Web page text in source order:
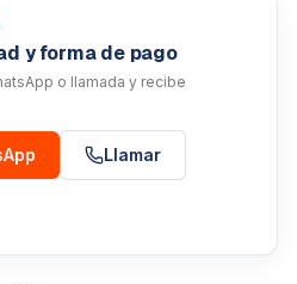
y forma de pago
o llamada y recibe
Llamar